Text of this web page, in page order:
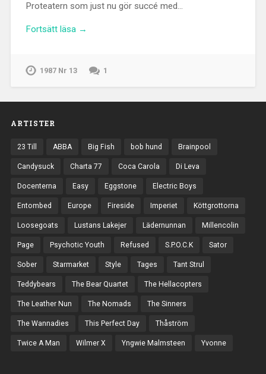
Proteatern som just nu gör succé med…
Fortsätt läsa →
1987 Nr 13 1
ARTISTER
23 Till ABBA Big Fish bob hund Brainpool
Candysuck Charta 77 Coca Carola Di Leva
Docenterna Easy Eggstone Electric Boys
Entombed Europe Fireside Imperiet Köttgrottorna
Loosegoats Lustans Lakejer Lädernunnan Millencolin
Page Psychotic Youth Refused S.P.O.C.K Sator
Sober Starmarket Style Tages Tant Strul
Teddybears The Bear Quartet The Hellacopters
The Leather Nun The Nomads The Sinners
The Wannadies This Perfect Day Thåström
Twice A Man Wilmer X Yngwie Malmsteen Yvonne